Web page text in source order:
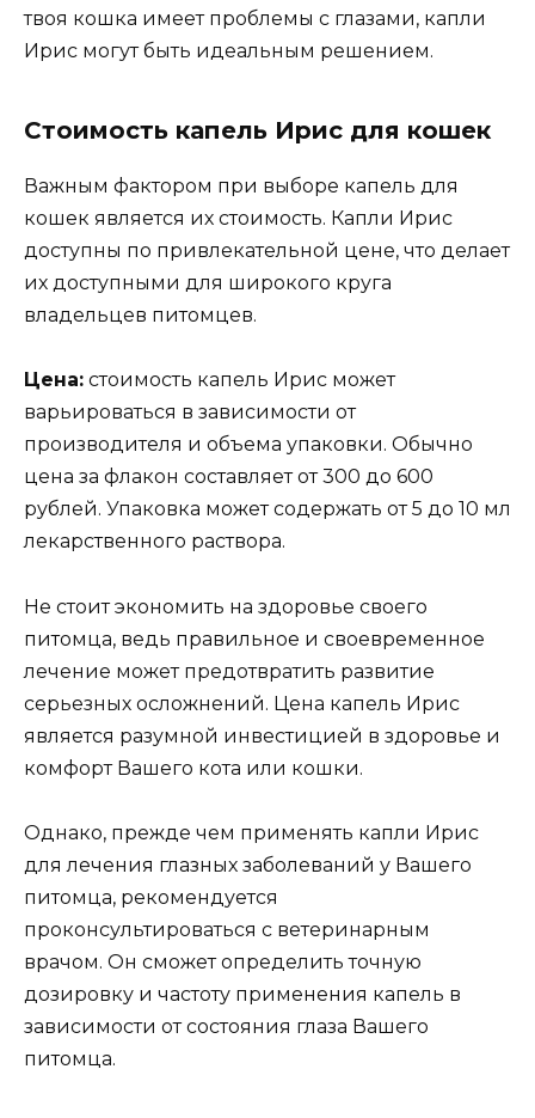
твоя кошка имеет проблемы с глазами, капли
Ирис могут быть идеальным решением.
Стоимость капель Ирис для кошек
Важным фактором при выборе капель для
кошек является их стоимость. Капли Ирис
доступны по привлекательной цене, что делает
их доступными для широкого круга
владельцев питомцев.
Цена: стоимость капель Ирис может
варьироваться в зависимости от
производителя и объема упаковки. Обычно
цена за флакон составляет от 300 до 600
рублей. Упаковка может содержать от 5 до 10 мл
лекарственного раствора.
Не стоит экономить на здоровье своего
питомца, ведь правильное и своевременное
лечение может предотвратить развитие
серьезных осложнений. Цена капель Ирис
является разумной инвестицией в здоровье и
комфорт Вашего кота или кошки.
Однако, прежде чем применять капли Ирис
для лечения глазных заболеваний у Вашего
питомца, рекомендуется
проконсультироваться с ветеринарным
врачом. Он сможет определить точную
дозировку и частоту применения капель в
зависимости от состояния глаза Вашего
питомца.